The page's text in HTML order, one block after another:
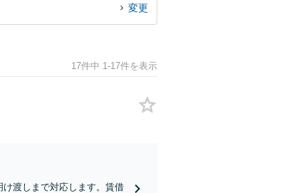
変更
17件中 1-17件を表示
け渡しまで対応します。賃借